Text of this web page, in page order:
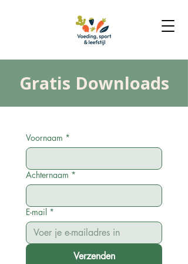
Gratis Downloads
Voornaam *
Achternaam *
E-mail *
Verzenden